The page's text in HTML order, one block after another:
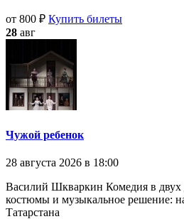
от 800 ₽ Купить билеты
28 авг
Чужой ребенок
28 августа 2026 в 18:00
Василий Шкваркин Комедия в двух
костюмы и музыкальное решение:
Татарстана